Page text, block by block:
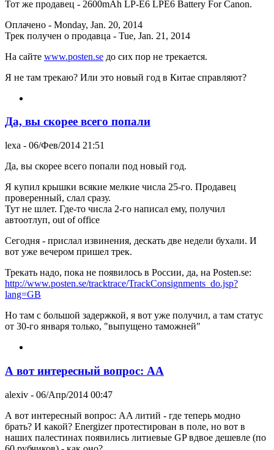
Тот же продавец - 2600mAh LP-E6 LPE6 Battery For Canon.
Оплачено - Monday, Jan. 20, 2014
Трек получен о продавца - Tue, Jan. 21, 2014
На сайте www.posten.se до сих пор не трекается.
Я не там трекаю? Или это новый год в Китае справляют?
Да, вы скорее всего попали
lexa - 06/Фев/2014 21:51
Да, вы скорее всего попали под новый год.
Я купил крышки всякие мелкие числа 25-го. Продавец
проверенный, слал сразу.
Тут не шлет. Где-то числа 2-го написал ему, получил
автоотлуп, out of office
Сегодня - прислал извинения, дескать две недели бухали. И
вот уже вечером пришел трек.
Трекать надо, пока не появилось в России, да, на Posten.se:
http://www.posten.se/tracktrace/TrackConsignments_do.jsp?
lang=GB
Но там с большой задержкой, я вот уже получил, а там статус
от 30-го января только, "выпущено таможней"
А вот интересный вопрос: AA
alexiv - 06/Апр/2014 00:47
А вот интересный вопрос: AA литий - где теперь модно
брать? И какой? Energizer протестирован в поле, но вот в
наших палестинах появились литиевые GP вдвое дешевле (по